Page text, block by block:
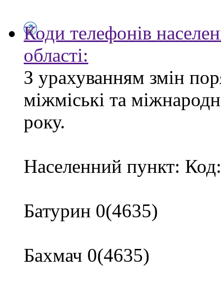
Коди телефонів
області:
З урахуванням змін
міжміські та
року.
Населенний пункт: Код:
Батурин 0(4635)
Бахмач 0(4635)